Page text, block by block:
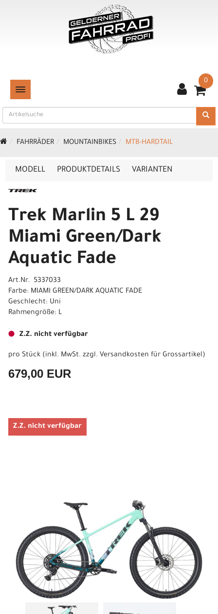
TOGGLE NAVIGATION
0
FAHRRÄDER MOUNTAINBIKES MTB-HARDTAIL
MODELL PRODUKTDETAILS VARIANTEN
Trek Marlin 5 L 29
Miami Green/Dark
Aquatic Fade
Art.Nr. 5337033
Farbe: MIAMI GREEN/DARK AQUATIC FADE
Geschlecht: Uni
Rahmengröße: L
Z.Z. nicht verfügbar
pro Stück (inkl. MwSt. zzgl. Versandkosten für Grossartikel)
679,00 EUR
Z.Z. nicht verfügbar